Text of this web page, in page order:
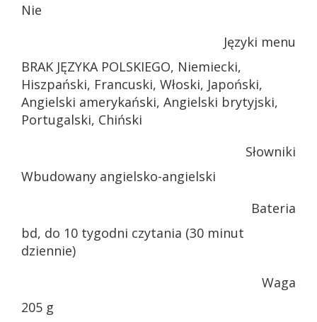
Nie
Języki menu
BRAK JĘZYKA POLSKIEGO, Niemiecki,
Hiszpański, Francuski, Włoski, Japoński,
Angielski amerykański, Angielski brytyjski,
Portugalski, Chiński
Słowniki
Wbudowany angielsko-angielski
Bateria
bd, do 10 tygodni czytania (30 minut
dziennie)
Waga
205 g